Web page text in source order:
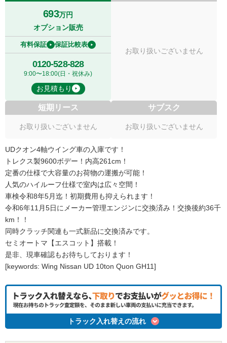
693万円
オプション販売
有料保証 保証比較表
0120-528-828
9:00〜18:00(日・祝休み)
お見積もり
お取り扱いございません
短期リース
お取り扱いございません
サブスク
お取り扱いございません
UDクオン4軸ウイング車の入庫です！
トレクス製9600ボデー！内高261cm！
定番の仕様で大容量のお荷物の運搬が可能！
人気のハイルーフ仕様で室内は広々空間！
車検令和8年5月迄！初期費用も抑えられます！
令和6年11月5日にメーカー管理エンジンに交換済み！交換後約36千
km！！
同時クラッチ関連も一式新品に交換済みです。
セミオートマ【エスコット】搭載！
是非、現車確認もお待ちしております！
[keywords: Wing Nissan UD 10ton Quon GH11]
トラック入れ替えの流れ